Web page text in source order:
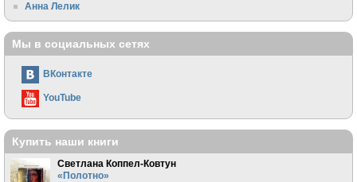
Анна Лелик
Мы в социальных сетях
ВКонтакте
YouTube
Купить наши книги
Светлана Коппел-Ковтун
«Полотно»